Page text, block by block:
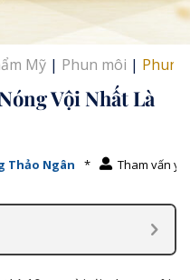
Mỹ| Phun môi | Phun
Vội Nhất Là
Thảo Ngân * Tham vấn y